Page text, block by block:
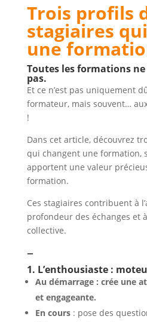
Trois profils
stagiaires
une
Toutes les formations
pas.
Et ce n’est pas uniquement
formateur, mais souvent…
!
Dans cet article, découvrez
qui changent une formation,
apportent une valeur
formation.
Ces stagiaires contribuent à
profondeur des échanges et
collective.
–
1. L’enthousiaste :
Au démarrage : crée une
et engageante.
En cours: pose des